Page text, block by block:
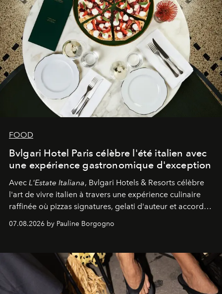
FOOD
Bvlgari Hotel Paris célèbre l'été italien avec
une expérience gastronomique d'exception
Avec L'Estate Italiana, Bvlgari Hotels & Resorts célèbre
l'art de vivre italien à travers une expérience culinaire
raffinée où pizzas signatures, gelati d'auteur et accords
07.08.2026 by Pauline Borgogno